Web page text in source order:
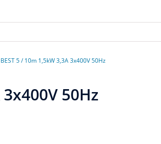
5 / 10m 1,5kW 3,3A 3x400V 50Hz
50Hz